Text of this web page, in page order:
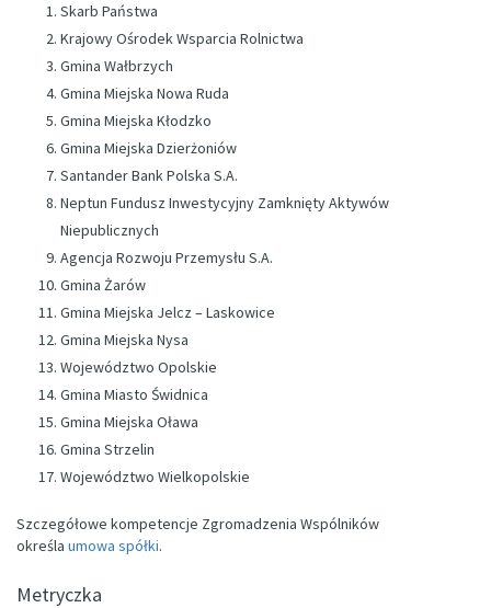
Skarb Państwa
Krajowy Ośrodek Wsparcia Rolnictwa
Gmina Wałbrzych
Gmina Miejska Nowa Ruda
Gmina Miejska Kłodzko
Gmina Miejska Dzierżoniów
Santander Bank Polska S.A.
Neptun Fundusz Inwestycyjny Zamknięty Aktywów
Niepublicznych
Agencja Rozwoju Przemysłu S.A.
Gmina Żarów
Gmina Miejska Jelcz – Laskowice
Gmina Miejska Nysa
Województwo Opolskie
Gmina Miasto Świdnica
Gmina Miejska Oława
Gmina Strzelin
Województwo Wielkopolskie
Szczegółowe kompetencje Zgromadzenia Wspólników
określa umowa spółki.
Metryczka